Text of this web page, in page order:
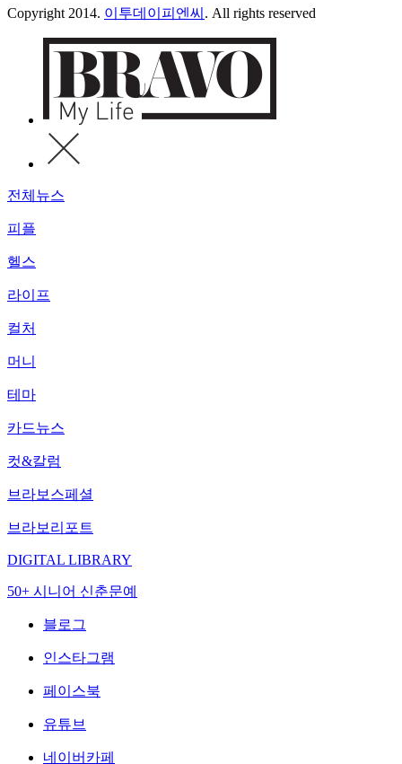
Copyright 2014. 이투데이피엔씨 . All rights reserved
전체뉴스
피플
헬스
라이프
컬처
머니
테마
카드뉴스
컷&칼럼
브라보스페셜
브라보리포트
DIGITAL LIBRARY
50+ 시니어 신춘문예
블로그
인스타그램
페이스북
유튜브
네이버카페